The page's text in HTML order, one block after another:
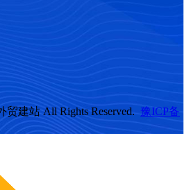
贸建站 All Rights Reserved. 豫ICP备